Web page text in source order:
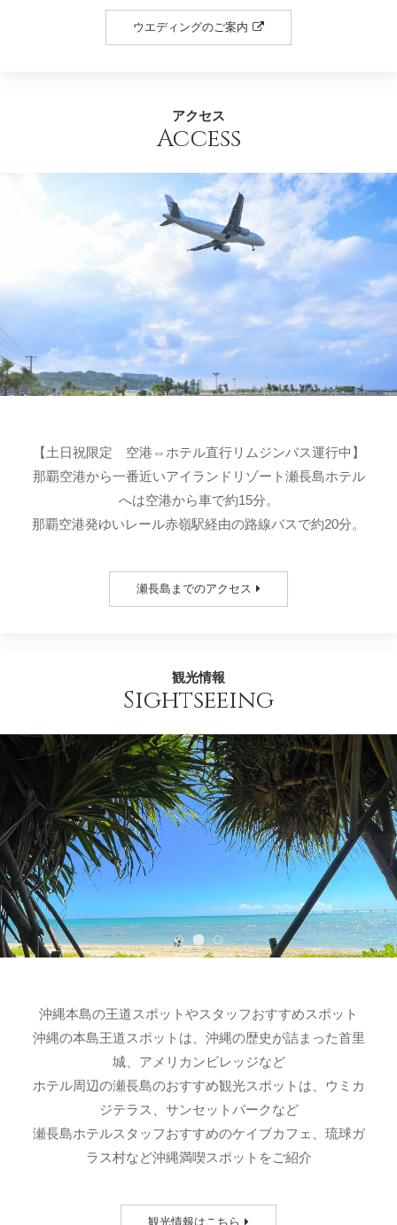
ウエディングのご案内
アクセス
Access
【土日祝限定 空港⇔ホテル直行リムジンバス運行中】
那覇空港から一番近いアイランドリゾート瀬長島ホテル
へは空港から車で約15分。
那覇空港発ゆいレール赤嶺駅経由の路線バスで約20分。
瀬長島までのアクセス
観光情報
Sightseeing
沖縄本島の王道スポットやスタッフおすすめスポット
沖縄の本島王道スポットは、沖縄の歴史が詰まった首里
城、アメリカンビレッジなど
ホテル周辺の瀬長島のおすすめ観光スポットは、ウミカ
ジテラス、サンセットパークなど
瀬長島ホテルスタッフおすすめのケイブカフェ、琉球ガ
ラス村など沖縄満喫スポットをご紹介
観光情報はこちら